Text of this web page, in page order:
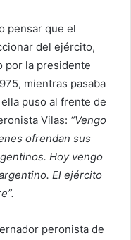
pensar que el
del ejército,
por la presidente
mientras pasaba
puso al frente de
Vilas: “Vengo
ofrendan sus
Hoy vengo
El ejército
peronista de